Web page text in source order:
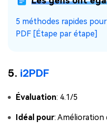
5 méthodes rapides
PDF [Étape par étape]
5. i2PDF
Évaluation: 4.1/5
Idéal pour: Amélioration